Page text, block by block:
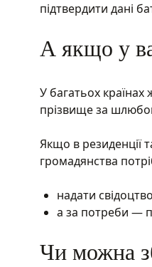
підтвердити дані
А якщо у
У багатьох країнах
прізвище за
Якщо в резиденції
громадянства
надати
а за потреби —
Чи можна